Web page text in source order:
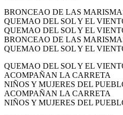
BRONCEAO DE LAS
QUEMAO DEL SOL Y EL
QUEMAO DEL SOL Y EL
BRONCEAO DE LAS
QUEMAO DEL SOL Y EL
QUEMAO DEL SOL Y EL
ACOMPAÑAN LA CARRETA
NIÑOS Y MUJERES DEL
ACOMPAÑAN LA CARRETA
NIÑOS Y MUJERES DEL